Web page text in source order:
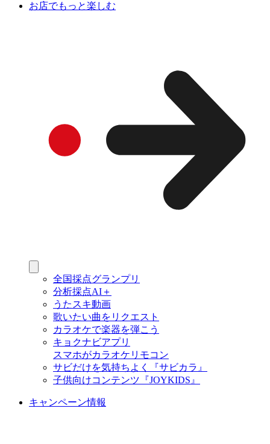
お店でもっと楽しむ
全国採点グランプリ
分析採点AI＋
うたスキ動画
歌いたい曲をリクエスト
カラオケで楽器を弾こう
キョクナビアプリ
スマホがカラオケリモコン
サビだけを気持ちよく『サビカラ』
子供向けコンテンツ『JOYKIDS』
キャンペーン情報